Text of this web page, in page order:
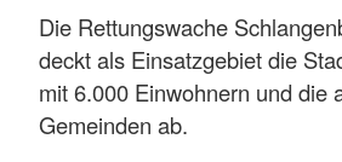
Die Rettungswache
deckt als Einsatzgebiet die
mit 6.000 Einwohnern und die
Gemeinden ab.